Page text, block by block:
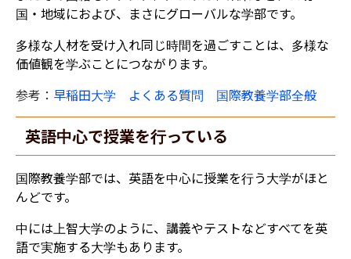
国・地域におよび、まさにグローバルな学部です。
多様な人材を受け入れ同じ時間を過ごすことは、多様な
価値観を学ぶことにつながります。
参考： 早稲田大学 よくある質問 国際教養学部全般
英語中心で授業を行っている
国際教養学部では、英語を中心に授業を行う大学がほと
んどです。
中には上智大学のように、講義やテストなどすべてを英
語で実施する大学もあります。